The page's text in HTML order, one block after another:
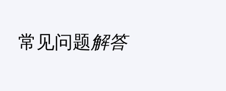
常见问题解答